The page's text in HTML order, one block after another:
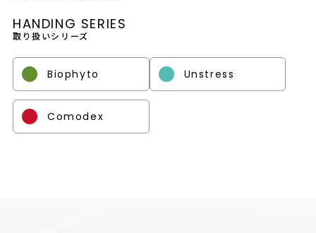
HANDING SERIES
取り扱いシリーズ
Biophyto Unstress
Comodex